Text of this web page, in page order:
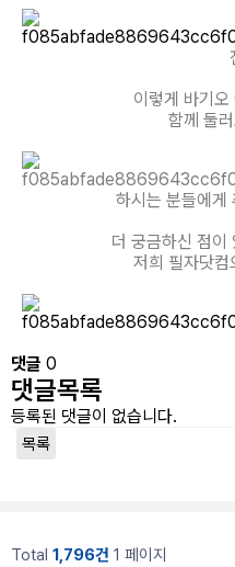
이렇게 바기
함께 둘
하시는 분들에게
더 궁금하신 점이
저희 필자닷
댓글 0
댓글목록
등록된 댓글이 없습니다.
목록
Total 1,796건 1 페이지